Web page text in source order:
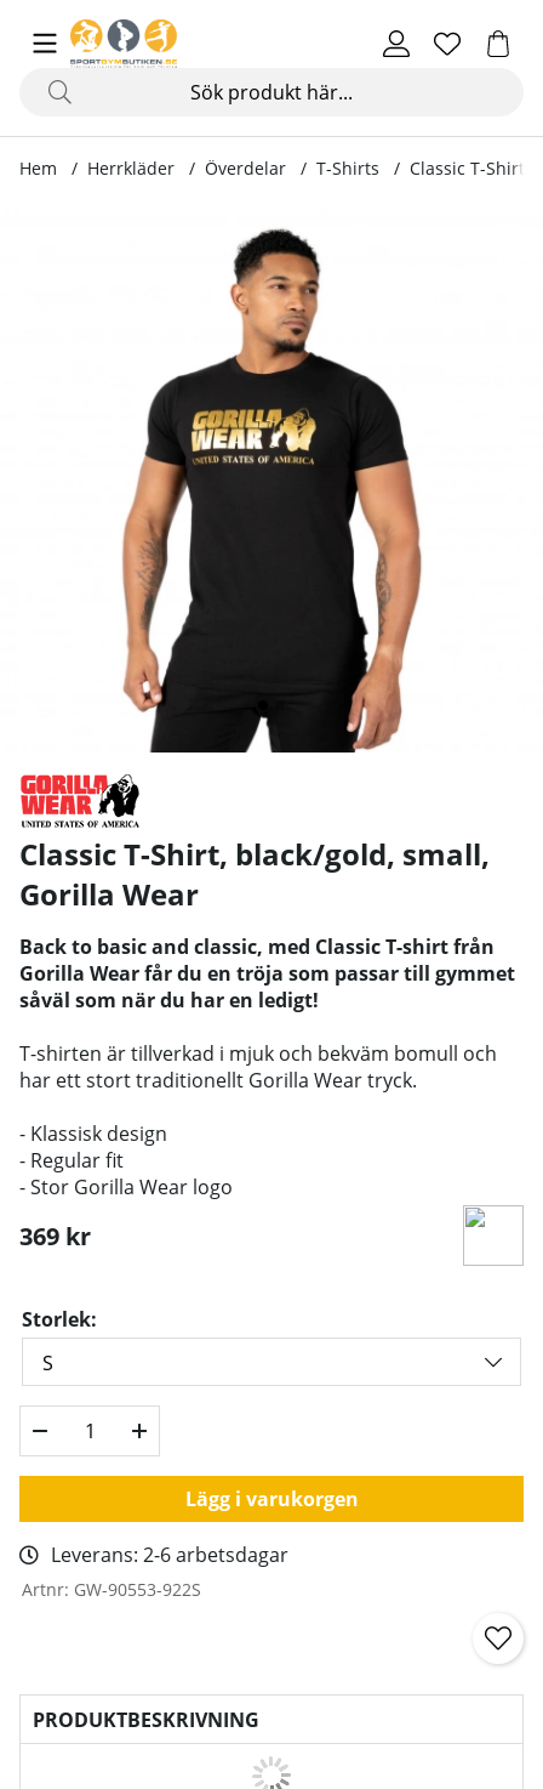
Hem Herrkläder Överdelar T-Shirts Classic T-Shirt,
Produktbilder Classic T-Shirt, black/gold
Classic T-Shirt, black/gold, small,
Gorilla Wear
Back to basic and classic, med Classic T-shirt från
Gorilla Wear får du en tröja som passar till gymmet
såväl som när du har en ledigt!
T-shirten är tillverkad i mjuk och bekväm bomull och
har ett stort traditionellt Gorilla Wear tryck.
- Klassisk design
- Regular fit
- Stor Gorilla Wear logo
369 kr
Storlek:
Lägg i varukorgen
Leverans: 2-6 arbetsdagar
Artnr: GW-90553-922S
PRODUKTBESKRIVNING